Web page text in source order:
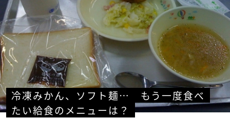
冷凍みかん、ソフト麺…　もう一度食べ
たい給食のメニューは？